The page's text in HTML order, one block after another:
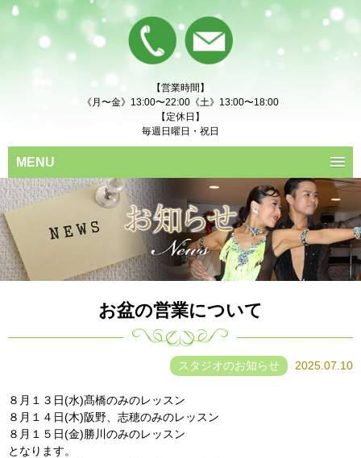
【営業時間】
《月〜金》13:00〜22:00《土》13:00〜18:00
【定休日】
毎週日曜日・祝日
MENU
お盆の営業について
スタジオのお知らせ 2025.07.10
８月１３日(水)髙橋のみのレッスン
８月１４日(木)阪野、志穂のみのレッスン
８月１５日(金)勝川のみのレッスン
となります。